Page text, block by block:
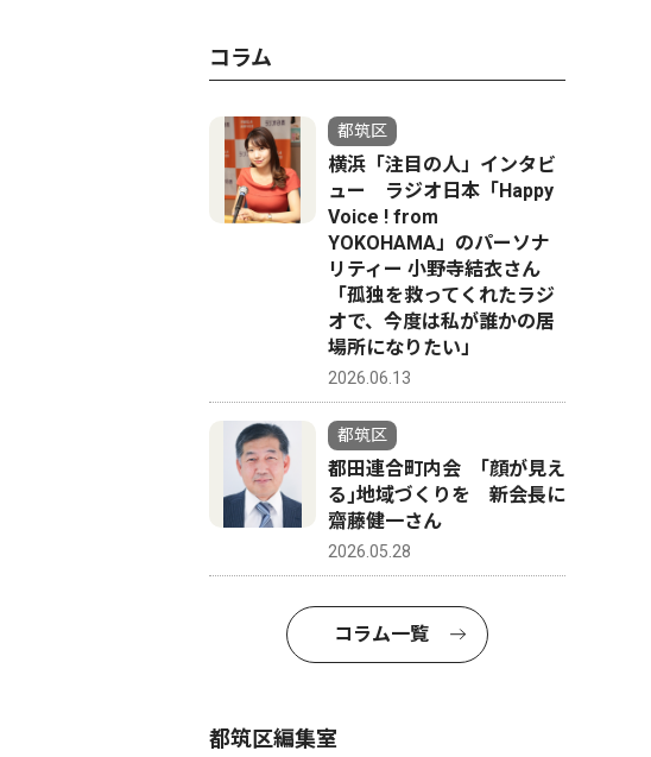
コラム
都筑区
横浜「注目の人」インタビ
ュー ラジオ日本「Happy
Voice ! from
YOKOHAMA」のパーソナ
リティー 小野寺結衣さん
「孤独を救ってくれたラジ
オで、今度は私が誰かの居
場所になりたい」
2026.06.13
都筑区
都田連合町内会 ｢顔が見え
る｣地域づくりを 新会長に
齋藤健一さん
2026.05.28
コラム一覧
都筑区編集室